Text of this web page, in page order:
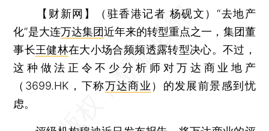
【财新网】（驻香港记者 杨砚文）“去地产
化”是大连万达集团近年来的转型重点之一，集团董
事长王健林在大小场合频频透露转型决心。不过，
这种做法正令不少分析师对万达商业地产
（3699.HK，下称万达商业 ）的发展前景感到忧
虑。